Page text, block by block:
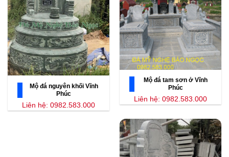
Mộ đá nguyên khối Vĩnh
Phúc
Liên hệ: 0982.583.000
Mộ đá tam sơn ở Vĩnh
Phúc
Liên hệ: 0982.583.000